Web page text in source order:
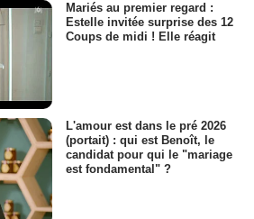
Mariés au premier regard :
Estelle invitée surprise des 12
Coups de midi ! Elle réagit
L'amour est dans le pré 2026
(portait) : qui est Benoît, le
candidat pour qui le "mariage
est fondamental" ?